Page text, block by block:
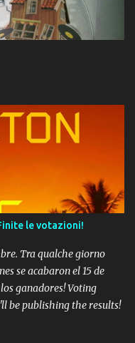
le votazioni!
Tra qualche giorno
se acabaron el 15 de
ganadores! Voting
be publishing the results!